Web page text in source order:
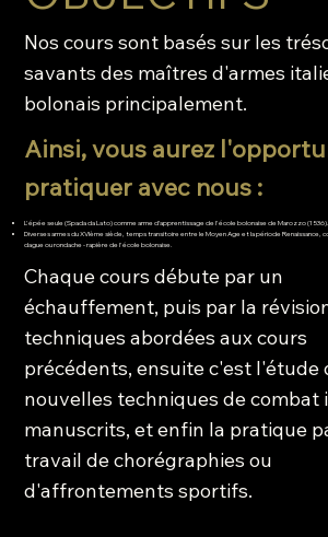
Nos cours sont basés sur les
savants des maîtres d'armes
bolonais principalement.
Ainsi, vous aurez
pratiquer avec nous :
L'épée seule (Spada da Lato) comme arme d’apprentissage de l'école bolonaise de Marozzo (1536).
Diverses armes du XVIème siècle, temps transitoire entre le Moyen Age et la période Renaissance,
dague ou rondache - rapière de l'école bolonaise.
Chaque cours débute par un
échauffement, puis par la
techniques abordées aux cours
précédents, ensuite c'est l'étude
nouvelles techniques de combat
manuscrits, et enfin la pratique
travail de chorégraphies ou
d'affrontements sportifs.